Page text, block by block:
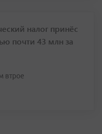
налог принёс
почти 43 млн за
втрое